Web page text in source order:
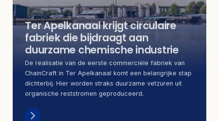
Ter Apelkanaal krijgt circulaire
fabriek die bijdraagt aan
duurzame chemische industrie
De realisatie van de eerste commerciële fabriek van
ChainCraft in Ter Apelkanaal komt een belangrijke stap
dichterbij. Hier worden straks duurzame vetzuren uit
organische reststromen geproduceerd.